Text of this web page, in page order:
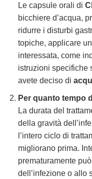
Le capsule orali di
bicchiere d’acqua,
ridurre i disturbi
topiche, applicare
interessata, come
istruzioni specifiche
avete deciso di
Per quanto tempo
La durata del
della gravità
l’intero ciclo di
migliorano prima.
prematuramente
dell’infezione o allo